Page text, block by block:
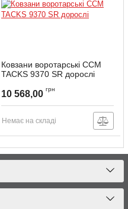
Ковзани воротарські CCM
TACKS 9370 SR дорослі
10 568,00 грн
Немає на складі